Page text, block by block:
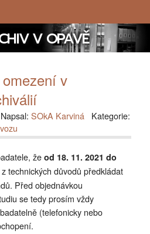
V OPAVĚ
v
SOkA Karviná Kategorie:
že od 18. 11. 2021 do
technických důvodů předkládat
Před objednávkou
se tedy prosím vždy
(telefonicky nebo